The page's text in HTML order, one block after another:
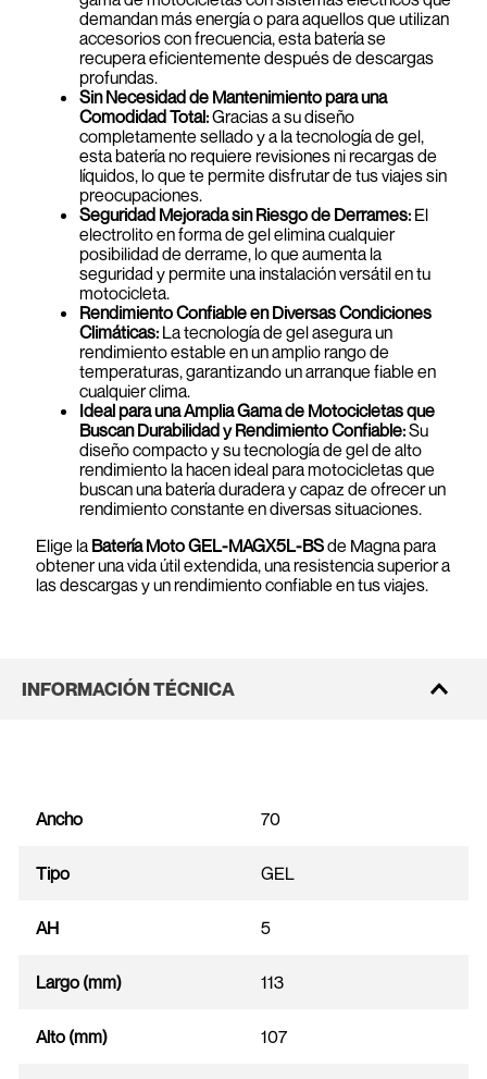
demandan más energía o para aquellos que utilizan
accesorios con frecuencia, esta batería se
recupera eficientemente después de descargas
profundas.
Sin Necesidad de Mantenimiento para una
Comodidad Total:Gracias a su diseño
completamente sellado y a la tecnología de gel,
esta batería no requiere revisiones ni recargas de
líquidos, lo que te permite disfrutar de tus viajes sin
preocupaciones.
Seguridad Mejorada sin Riesgo de Derrames: El
electrolito en forma de gel elimina cualquier
posibilidad de derrame, lo que aumenta la
seguridad y permite una instalación versátil en tu
motocicleta.
Rendimiento Confiable en Diversas Condiciones
Climáticas: La tecnología de gel asegura un
rendimiento estable en un amplio rango de
temperaturas, garantizando un arranque fiable en
cualquier clima.
Ideal para una Amplia Gama de Motocicletas que
Buscan Durabilidad y Rendimiento Confiable:Su
diseño compacto y su tecnología de gel de alto
rendimiento la hacen ideal para motocicletas que
buscan una batería duradera y capaz de ofrecer un
rendimiento constante en diversas situaciones.
Elige la Batería Moto GEL-MAGX5L-BSde Magna para
obtener una vida útil extendida, una resistencia superior a
las descargas y un rendimiento confiable en tus viajes.
INFORMACIÓN TÉCNICA
Ancho 70
Tipo GEL
AH 5
Largo (mm) 113
Alto (mm) 107